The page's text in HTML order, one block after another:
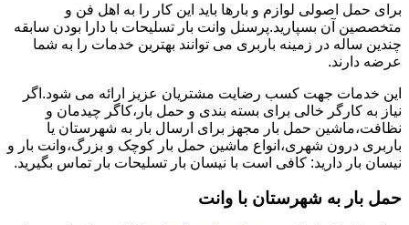
برای حمل اصولی لوازم و بارها باید این کار را به اهل فن و
متخصصین آن بسپارید.پرسنل وانت بار تسلیحات با دارا بودن سابقه
چندین ساله در زمینه باربری می توانند بهترین خدمات را به شما
عرضه دارند.
این خدمات جهت کسب رضایت مشتریان عزیز ارائه می شود.اگر
نیاز به کارگر خالی برای بسته بندی و حمل بار،کاگر چیدمان و
نظافت،ماشین حمل بار مجهز برای ارسال بار به شهرستان یا
باربری درون شهری،انواع ماشین حمل بار کوچک و بزرگ،وانت بار و
نیسان بار دارید: کافی است با نیسان بار تسلیحات بار تماس بگیرید.
حمل بار به شهرستان با وانت